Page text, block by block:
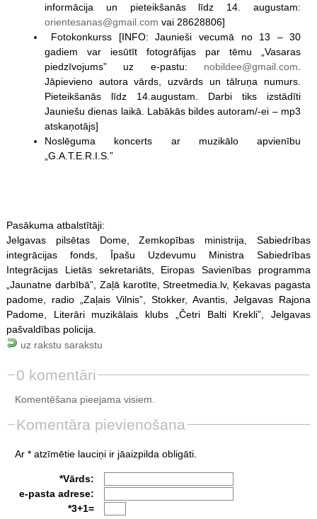
informācija un pieteikšanās līdz 14. augustam:
orientesanas@gmail.com vai 28628806]
Fotokonkurss [INFO: Jaunieši vecumā no 13 – 30
gadiem var iesūtīt fotogrāfijas par tēmu „Vasaras
piedzīvojums” uz e-pastu: nobildee@gmail.com
Jāpievieno autora vārds, uzvārds un tālruņa numurs.
Pieteikšanās līdz 14.augustam. Darbi tiks izstādīti
Jauniešu dienas laikā. Labākās bildes autoram/-ei – mp3
atskaņotājs]
Noslēguma koncerts ar muzikālo apvienību
„G.A.T.E.R.I.S.”
Pasākuma atbalstītāji:
Jelgavas pilsētas Dome, Zemkopības ministrija, Sabiedrības
integrācijas fonds, Īpašu Uzdevumu Ministra Sabiedrības
Integrācijas Lietās sekretariāts, Eiropas Savienības programma
„Jaunatne darbībā”, Zaļā karotīte, Streetmedia.lv, Ķekavas pagasta
padome, radio „Zaļais Vilnis”, Stokker, Avantis, Jelgavas Rajona
Padome, Literāri muzikālais klubs „Četri Balti Krekli”, Jelgavas
pašvaldības policija.
uz rakstu sarakstu
0 komentāri
Komentēšana pieejama visiem.
Komentāra pievienošana
Ar * atzīmētie lauciņi ir jāaizpilda obligāti.
*Vārds:
e-pasta adrese:
*3+1=